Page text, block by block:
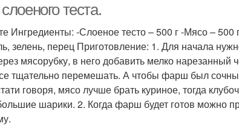
теста.
Ингредиенты: -Слоеное тесто – 500 г -Мясо –
зелень, перец Приготовление: 1. Для начала
мясорубку, в него добавить мелко нарезанный
тщательно перемешать. А чтобы фарш был
говоря, мясо лучше брать куриное, тогда
шарики. 2. Когда фарш будет готов можно